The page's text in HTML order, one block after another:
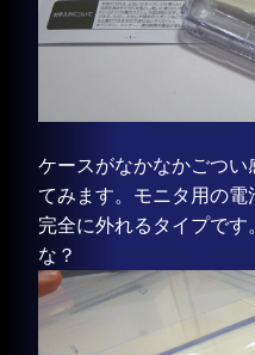
ケースがなかなかごつ
てみます。モニタ用の
完全に外れるタイプで
な？